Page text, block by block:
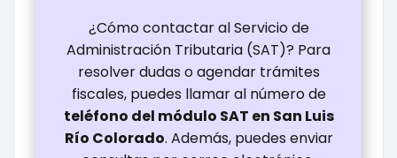
¿Cómo contactar al Servicio de
Administración Tributaria (SAT)? Para
resolver dudas o agendar trámites
fiscales, puedes llamar al número de
teléfono del módulo SAT en San Luis
Río Colorado. Además, puedes enviar